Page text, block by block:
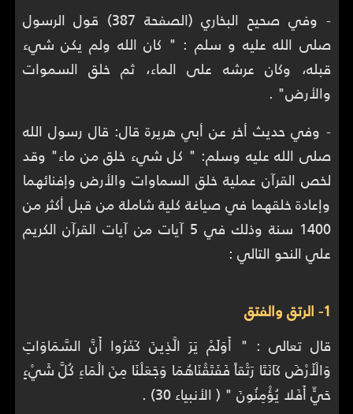
- وفي صحيح البخاري (الصفحة 387) قول الرسول
صلى الله عليه و سلم : " كان الله ولم يكن شيء
قبله، وكان عرشه على الماء، ثم خلق السموات
والأرض" .
- وفي حديث أخر عن أبي هريرة قال: قال رسول الله
صلى الله عليه وسلم: " كل شيء خلق من ماء" وقد
لخص القرآن عملية خلق السماوات والأرض وإفنائهما‏‏
وإعادة خلقهما في صياغة كلية شاملة من قبل أكثر من
1400 سنة‏‏ وذلك في 5 آيات من آيات القرآن الكريم
علي النحو التالي‏ :‏
قال تعالى : " أَوَلَمْ يَرَ الَّذِينَ كَفَرُوا أَنَّ السَّمَاوَاتِ
وَالْأَرْضَ كَانَتَا رَتْقاً فَفَتَقْنَاهُمَا وَجَعَلْنَا مِنَ الْمَاءِ كُلَّ شَيْءٍ
حَيٍّ أَفَلا يُؤْمِنُونَ " ( الأنبياء 30) .